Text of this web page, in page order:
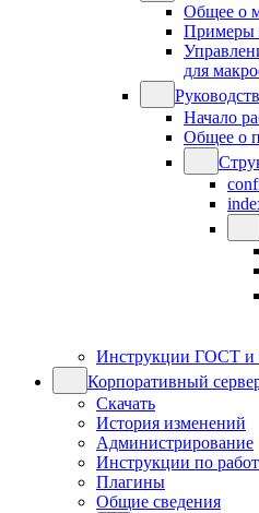
Общее о
Примеры
для
Начало
Общее о
Инструкции ГОСТ и
Корпоративный
Скачать
История изменений
Администрирование
Инструкции по
Плагины
Общие сведения